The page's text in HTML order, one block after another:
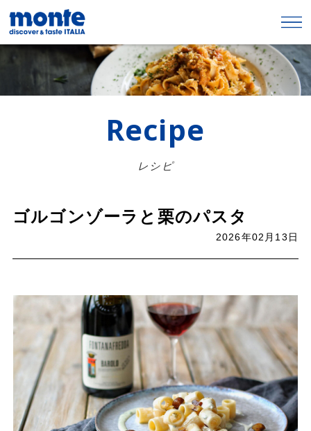
Recipe
レシピ
ゴルゴンゾーラと栗のパスタ
2026年02月13日